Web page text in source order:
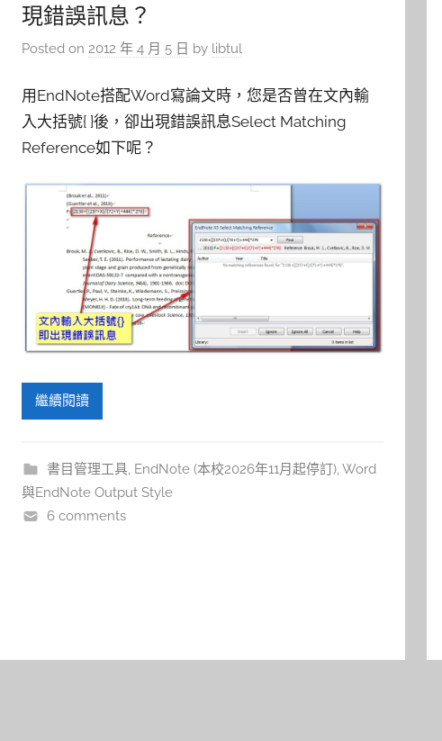
現錯誤訊息？
Posted on 2012 年 4 月 5 日 by libtul
用EndNote搭配Word寫論文時，您是否曾在文內輸
入大括號{ }後，卻出現錯誤訊息Select Matching
Reference如下呢？
繼續閱讀
書目管理工具, EndNote (本校2026年11月起停訂),Word
與EndNote Output Style
6 comments